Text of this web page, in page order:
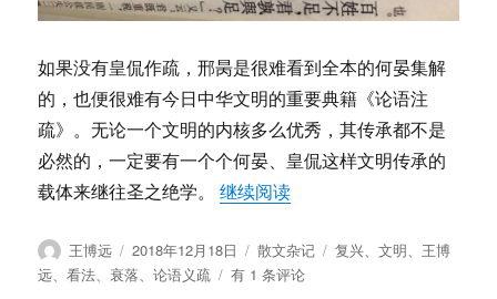
如果没有皇侃作疏，邢昺是很难看到全本的何晏集解
的，也便很难有今日中华文明的重要典籍《论语注
疏》。无论一个文明的内核多么优秀，其传承都不是
必然的，一定要有一个个何晏、皇侃这样文明传承的
载体来继往圣之绝学。继续阅读“王博远：说说一些《论
作
者
王博远
发
布
2018年12月18日
分
类
散文杂记
标
复兴、文明、 王博
远、看法、衰落、论语义疏
王
有 1 条评论